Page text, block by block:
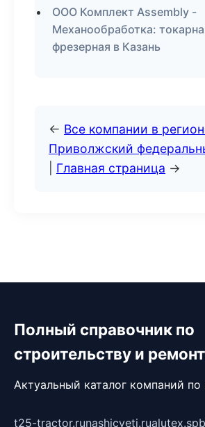
ООО Комплект Assembly -
Механообработка:
фрезерная в Казань
← Все компании в
Приволжский
Главная страница →
Полный справочник по
строительству и
Актуальный каталог компаний по
t25-tractor.runashicveti.ru